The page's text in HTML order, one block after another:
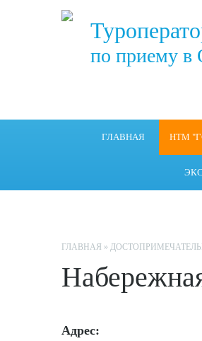
по приему в
ГЛАВНАЯ НТМ
ГЛАВНАЯ »
Адрес: